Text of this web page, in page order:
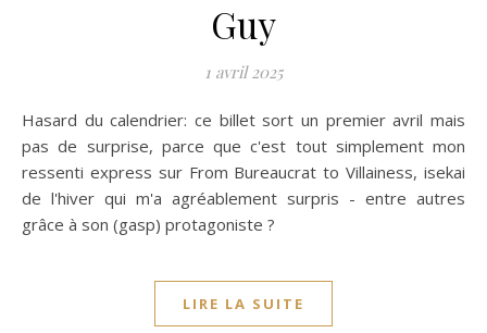
Guy
1 avril 2025
Hasard du calendrier: ce billet sort un premier avril mais
pas de surprise, parce que c'est tout simplement mon
ressenti express sur From Bureaucrat to Villainess, isekai
de l'hiver qui m'a agréablement surpris - entre autres
grâce à son (gasp) protagoniste ?
LIRE LA SUITE